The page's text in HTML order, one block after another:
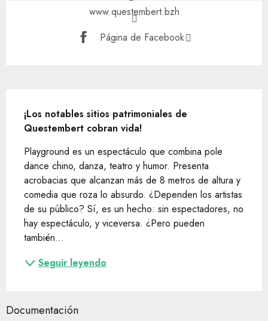
www.questembert.bzh
Página de Facebook
¡Los notables sitios patrimoniales de
Questembert cobran vida!
Playground es un espectáculo que combina pole
dance chino, danza, teatro y humor. Presenta
acrobacias que alcanzan más de 8 metros de altura y
comedia que roza lo absurdo. ¿Dependen los artistas
de su público? Sí, es un hecho: sin espectadores, no
hay espectáculo, y viceversa. ¿Pero pueden
también...
Seguir leyendo
Documentación